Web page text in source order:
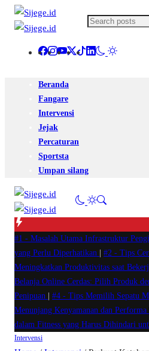
Beranda
Fangare
Intervensi
Jejak
Percaturan
Sportsta
Umpan silang
#1 - Masalah Utama Infrastruktur
yang Perlu Diperhatikan
#2 - Tips
Meningkatkan Produktivitas saat
Belanja Online Cerdas: Pilih Produk
Penipuan
#4 - Tips Memilih Sepatu
Menunjang Kenyamanan dan Performa
dalam Fitness yang Harus Dihindari
Intervensi